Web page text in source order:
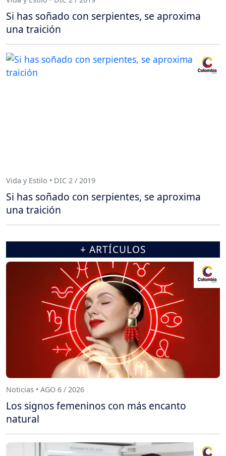
Si has soñado con serpientes, se aproxima
una traición
Vida y Estilo • DIC 2 / 2019
Si has soñado con serpientes, se aproxima
una traición
+ ARTÍCULOS
Noticias • AGO 6 / 2026
Los signos femeninos con más encanto
natural